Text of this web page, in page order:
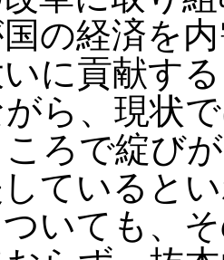
の経済を
に貢献す
ら、現状
ろで綻び
ていると
いても、